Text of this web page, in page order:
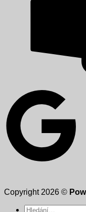
Copyright 2026 ©
Hledat: